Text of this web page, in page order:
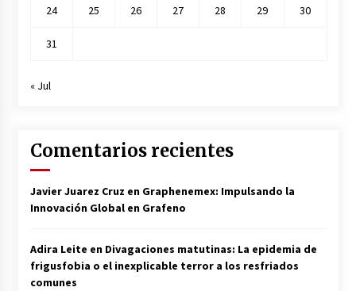
24 25 26 27 28 29 30
31
« Jul
Comentarios recientes
Javier Juarez Cruz en Graphenemex: Impulsando la
Innovación Global en Grafeno
Adira Leite en Divagaciones matutinas: La epidemia de
frigusfobia o el inexplicable terror a los resfriados
comunes